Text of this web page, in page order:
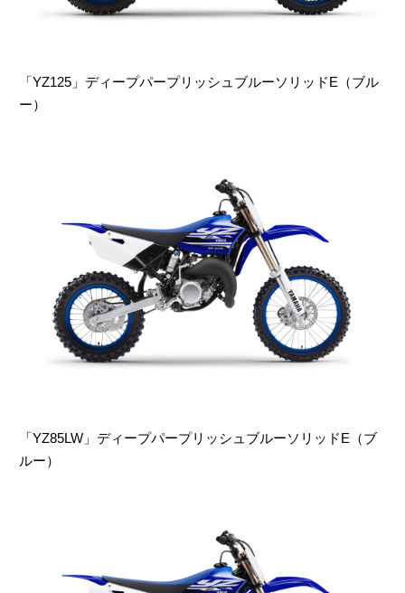
「YZ125」ディープパープリッシュブルーソリッドE（ブル
ー）
「YZ85LW」ディープパープリッシュブルーソリッドE（ブ
ルー）